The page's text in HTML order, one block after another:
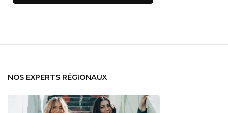
NOS EXPERTS RÉGIONAUX